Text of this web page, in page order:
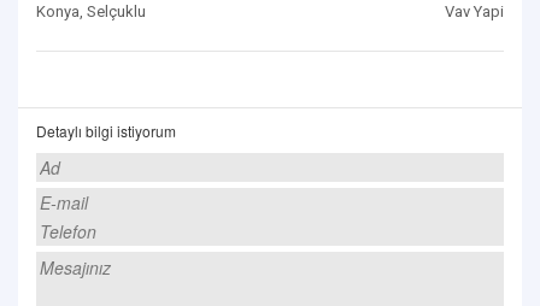
Konya, Selçuklu Vav Yapi
Detaylı bilgi istiyorum